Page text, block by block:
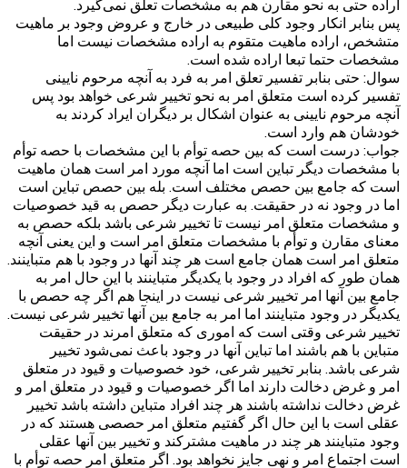
اراده حتی به نحو مقارن هم به مشخصات تعلق نمی‌گیرد.
پس بنابر انکار وجود کلی طبیعی در خارج و عروض وجود بر ماهیت
متشخص، اراده ماهیت متقوم به اراده مشخصات نیست اما
مشخصات حتما تبعا اراده شده است.
سوال: حتی بنابر تفسیر تعلق امر به فرد به آنچه مرحوم نایینی
تفسیر کرده است متعلق امر به نحو تخییر شرعی خواهد بود پس
آنچه مرحوم نایینی به عنوان اشکال بر دیگران ایراد کردند به
خودشان هم وارد است.
جواب: درست است که بین حصه توأم با این مشخصات با حصه توأم
با مشخصات دیگر تباین است اما آنچه مورد امر است همان ماهیت
است که جامع بین حصص مختلف است. بله بین حصص تباین است
اما در وجود نه در حقیقت. به عبارت دیگر حصص به قید خصوصیات
و مشخصات متعلق امر نیست تا تخییر شرعی باشد بلکه حصص به
معنای مقارن و توأم با مشخصات متعلق امر است و این یعنی آنچه
متعلق امر است همان جامع است هر چند آنها در وجود با هم متباینند.
همان طور که افراد در وجود با یکدیگر متباینند با این حال امر به
جامع بین آنها امر تخییر شرعی نیست در اینجا هم اگر چه حصص با
یکدیگر در وجود متباینند اما امر به جامع بین آنها تخییر شرعی نیست.
تخییر شرعی وقتی است که اموری که متعلق امرند در حقیقت
متباین با هم باشند اما تباین آنها در وجود باعث نمی‌شود تخییر
شرعی باشد. بنابر تخییر شرعی، خود خصوصیات و قیود در متعلق
امر و غرض دخالت دارند اما اگر خصوصیات و قیود در متعلق امر و
غرض دخالت نداشته باشند هر چند افراد متباین داشته باشد تخییر
عقلی است با این حال اگر گفتیم متعلق امر حصصی هستند که در
وجود متباینند هر چند در ماهیت مشترکند و تخییر بین آنها عقلی
است اجتماع امر و نهی جایز نخواهد بود. اگر متعلق امر حصه توأم با